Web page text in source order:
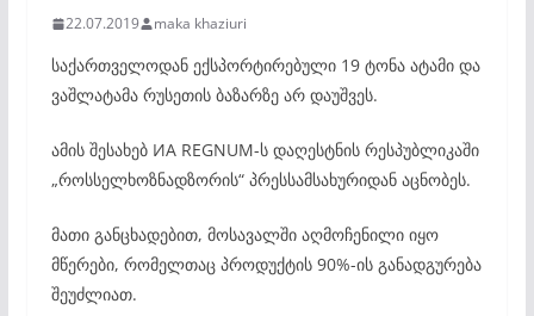
22.07.2019 maka khaziuri
საქართველოდან ექსპორტირებული 19 ტონა ატამი და
ვაშლატამა რუსეთის ბაზარზე არ დაუშვეს.
ამის შესახებ ИА REGNUM-ს დაღესტნის რესპუბლიკაში
„როსსელხოზნადზორის“ პრესსამსახურიდან აცნობეს.
მათი განცხადებით, მოსავალში აღმოჩენილი იყო
მწერები, რომელთაც პროდუქტის 90%-ის განადგურება
შეუძლიათ.